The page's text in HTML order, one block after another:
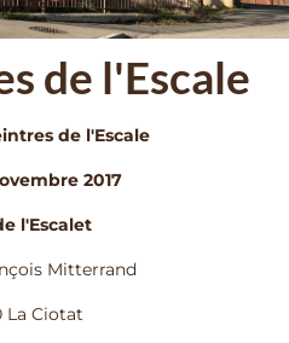
de l'Escale
de l'Escale
2017
l'Escalet
Mitterrand
La Ciotat